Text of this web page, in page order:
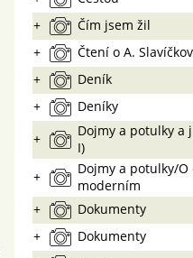
+
Čím jsem žil
+
Čtení o A.
+
Deník
+
Deníky
+
Dojmy a potulky a
I)
+
Dojmy a potulky/
moderním
+
Dokumenty
+
Dokumenty